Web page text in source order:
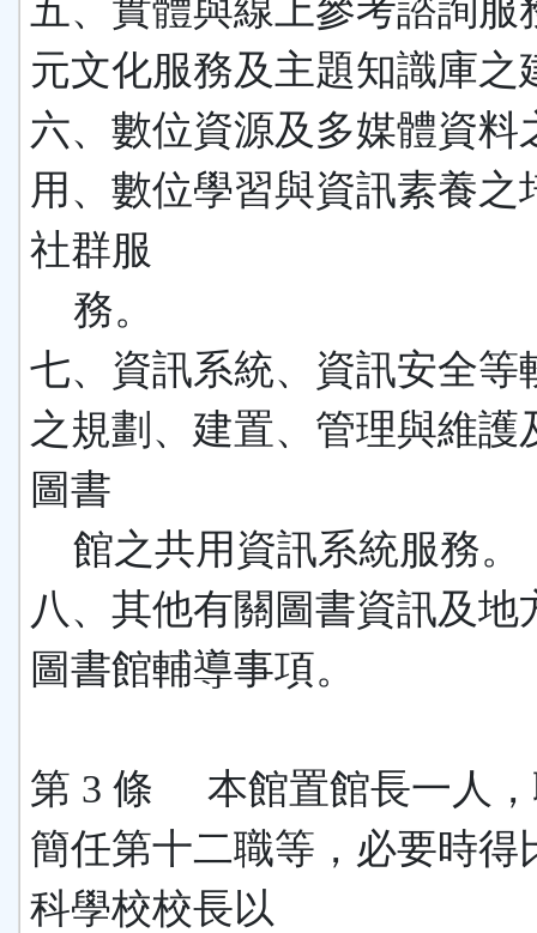
五、實體與線上參考諮詢服
元文化服務及主題知識庫之
六、數位資源及多媒體資料
用、數位學習與資訊素養之
社群服
務。
七、資訊系統、資訊安全等
之規劃、建置、管理與維護
圖書
館之共用資訊系統服務。
八、其他有關圖書資訊及地
圖書館輔導事項。
第 3 條 本館置館長一人，
簡任第十二職等，必要時得
科學校校長以